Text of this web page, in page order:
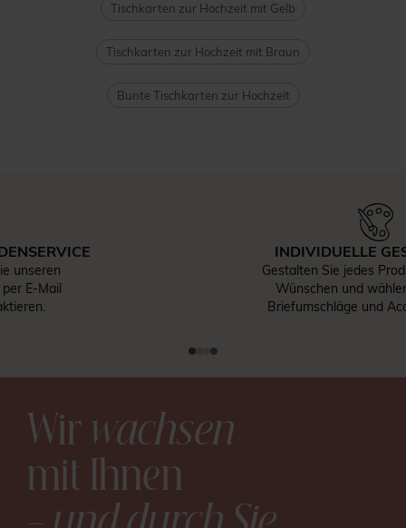
Tischkarten zur Hochzeit mit Gelb
Tischkarten zur Hochzeit mit Braun
Bunte Tischkarten zur Hochzeit
INDIVIDUELLE GESTALTUNG
Gestalten Sie jedes Produkt nach Ihren
Wünschen und wählen Sie Papier,
Briefumschläge und Accessoires aus.
Wirwachsen
mit Ihnen